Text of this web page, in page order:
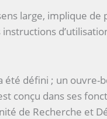
large, implique de
instructions
été défini ; un ouvre-
conçu dans ses
de Recherche et